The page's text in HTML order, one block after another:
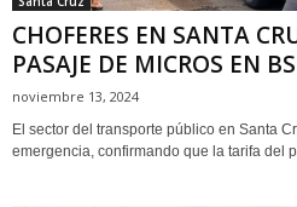
CHOFERES EN SANTA
PASAJE DE MICROS EN
noviembre 13, 2024
El sector del transporte público en Santa
emergencia, confirmando que la tarifa del